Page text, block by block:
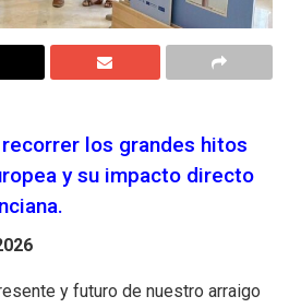
los grandes hitos
y su impacto directo
y futuro de nuestro arraigo